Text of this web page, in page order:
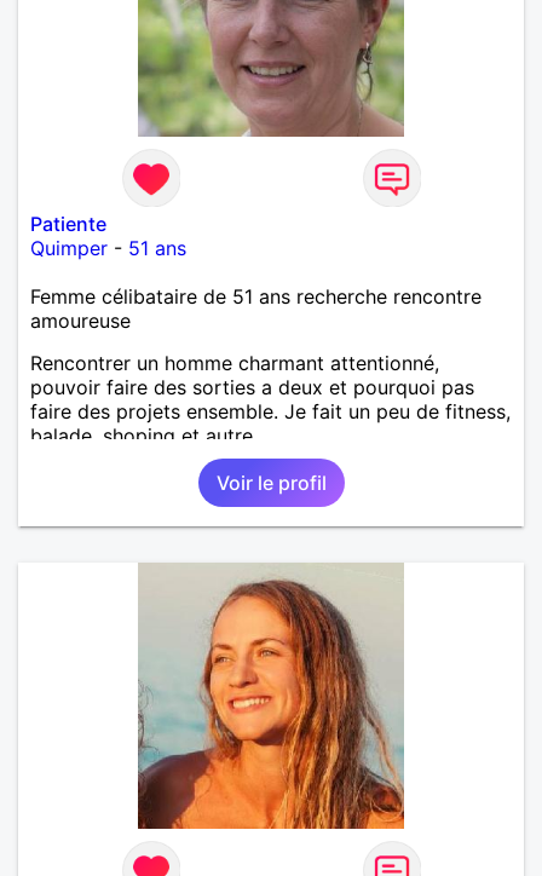
Patiente
Quimper - 51 ans
Femme célibataire de 51 ans recherche rencontre
amoureuse
Rencontrer un homme charmant attentionné,
pouvoir faire des sorties a deux et pourquoi pas
faire des projets ensemble. Je fait un peu de fitness,
balade, shoping et autre.
Voir le profil